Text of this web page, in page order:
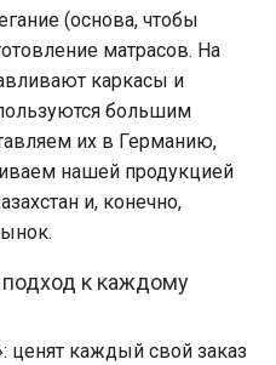
(основа, чтобы
матрасов. На
каркасы и
большим
их в Германию,
нашей продукцией
и, конечно,
к каждому
ценят каждый свой заказ